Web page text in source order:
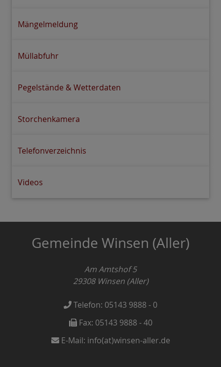
Mängelmeldung
Müllabfuhr
Pegelstände & Wetterdaten
Storchenkamera
Telefonverzeichnis
Videos
Gemeinde Winsen (Aller)
Am Amtshof 5
29308 Winsen (Aller)
Telefon: 05143 9888 - 0
Fax: 05143 9888 - 40
E-Mail: info(at)winsen-aller.de